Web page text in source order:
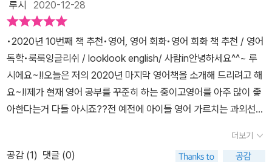
일 들어도 귀에 들어오는 단어는 매우 제한적인 경험을 해보셨으리
라. 문자 정보의 습득 없이 소리만 듣는 행위는 가학 내지는 고문인 셈
이다. 낯선 단어를 익힐 때 소리와 함께 익혀두지 않으면 문장 자체가
낯선 소리의 연속이므로 듣고도 모르는 상황만 반복하게 된다. 따라
서 반드시 대화문에 연결된 QR 코드로 문자와 소리를 함께 익힐 것
을 권해드린다. 말미에도 밝혔듯 저자가 책을 펴내면서 염두에 두었
다는, 물 흐르듯 중간에 막힘없이 말하는 유창성(fluency)과 스스로
다 더한 훈련(drill)의 반복이다. 훈련이 고될수록 실력은 거짓말을 하
지 않는다. 괜찮은 수준과 내용의 교재를 만났으니 무한 반복은 학습
듣고 말할 수 있을 만한 표현들이 잘 담겨 있다. 각 유닛마다 길지 않
은 대화가 나오며, 이 대화를 통해 이번 유닛에서 배울 수 있는 모든
실용 표현들이 정리되어 있다. 그뿐만 아니라 관련 문형, 예를 들면 w
ill과 be going to의 차이점 등 우리말로는 똑같이 해석되는데 원어
민들이 어떤 뉘앙스 차이를 가지고 말하는지 등 보다 더 자세한 영어
를 공부할 수 있게 된다. 이미 언급했듯이, 처음 만났을 때, 가족 소개
약하기 위해서는 꼭 읽어보길 추천하고 싶다.서평 이벤트를 통해 출
판사로부터 책을 제공받아 작성한 서평입니다.
는 또다른,친한 친구 또는 친해지고 싶은 사람과 가볍게 나눌 수 있는
주제부터속 깊은 이야기나 진지한 선언을 하고 싶은데 언어의 장벽으
로 어른인 내가 유치원 아이 수준으로 말하는 것에서 탈출하고 싶은
사람들에게 알맞은다채롭고 위트있고, 무엇보다 실제 원어민이 쓰는
표현이 가득 들어 있다.몇몇 예시를 보면 알겠지만우리나라 말로 '지
금 가면 사람 많을까?' 를 영어로 표현할 때사람을 뜻하는 단어가 없
다.아... 갑자기 영어회화강의 광고가 떠오른다.'영어를 사용하는 네이
티브는 그렇게 말하지 않아요~!!!''당신의 영어는 엄청나게 이상한 느
낌을 줍니다....'영어권에서 살아본 적이 없는 순수국내파 학습자로서
루시 2020-12-28
​•2020년 10번째 책 추천•영어, 영어 회화•영어 회화 책 추천 / 영어
독학•룩룩잉글리쉬 / looklook english/ 사람in​안녕하세요^^~ 루
시에요~!!​오늘은 저의 2020년 마지막 영어책을 소개해 드리려고 해
요~!!​제가 현재 영어 공부를 꾸준히 하는 중이고영어를 아주 많이 좋
아한다는거 다들 아시죠??​전 예전에 아이들 영어 가르치는 과외선생
못했어요 ㅠㅠ그래서 영어 회화 실력을 유창하게 하기위해서아직도
꾸준히 공부하고 노력하는 중이예요.!​그런 저에게 너무 반갑게 찾아
더보기
공감 (1) 댓글 (0)